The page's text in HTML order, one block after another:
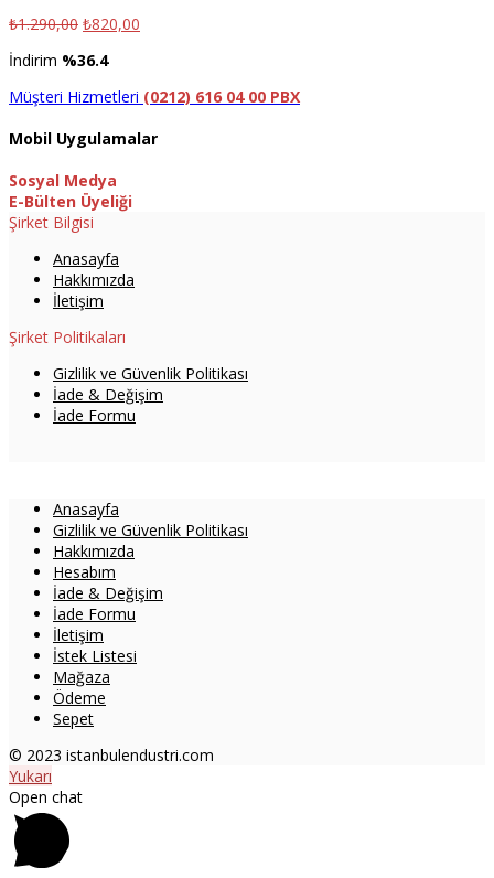
₺1.290,00 ₺820,00
İndirim %36.4
Müşteri Hizmetleri (0212) 616 04 00 PBX
Mobil Uygulamalar
Sosyal Medya
E-Bülten Üyeliği
Şirket Bilgisi
Anasayfa
Hakkımızda
İletişim
Şirket Politikaları
Gizlilik ve Güvenlik Politikası
İade & Değişim
İade Formu
Anasayfa
Gizlilik ve Güvenlik Politikası
Hakkımızda
Hesabım
İade & Değişim
İade Formu
İletişim
İstek Listesi
Mağaza
Ödeme
Sepet
© 2023 istanbulendustri.com
Yukarı
Open chat